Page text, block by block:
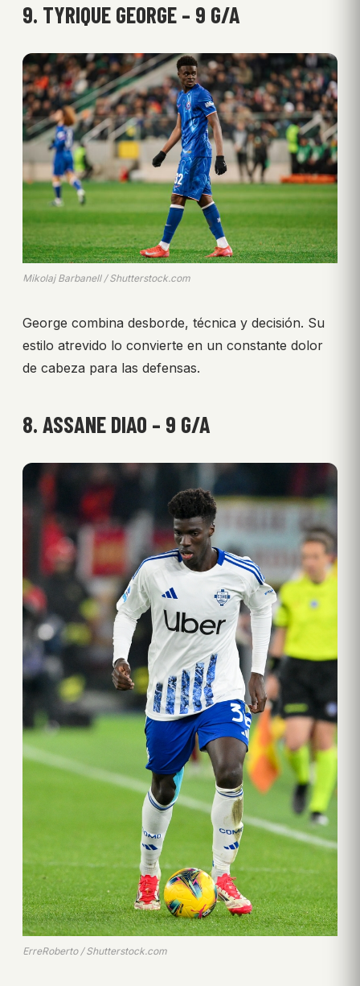
9. TYRIQUE GEORGE – 9 G/A
Mikolaj Barbanell / Shutterstock.com
George combina desborde, técnica y decisión. Su
estilo atrevido lo convierte en un constante dolor
de cabeza para las defensas.
8. ASSANE DIAO – 9 G/A
ErreRoberto / Shutterstock.com